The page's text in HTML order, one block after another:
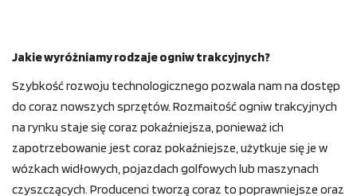
Jakie wyróżniamy rodzaje ogniw trakcyjnych?
Szybkość rozwoju technologicznego pozwala nam na dostęp
do coraz nowszych sprzętów. Rozmaitość ogniw trakcyjnych
na rynku staje się coraz pokaźniejsza, ponieważ ich
zapotrzebowanie jest coraz pokaźniejsze, użytkuje się je w
wózkach widłowych, pojazdach golfowych lub maszynach
czyszczących. Producenci tworzą coraz to poprawniejsze oraz